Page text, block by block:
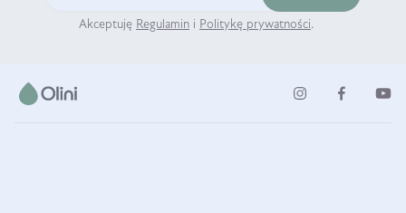
Akceptuję Regulamin i Politykę prywatności.